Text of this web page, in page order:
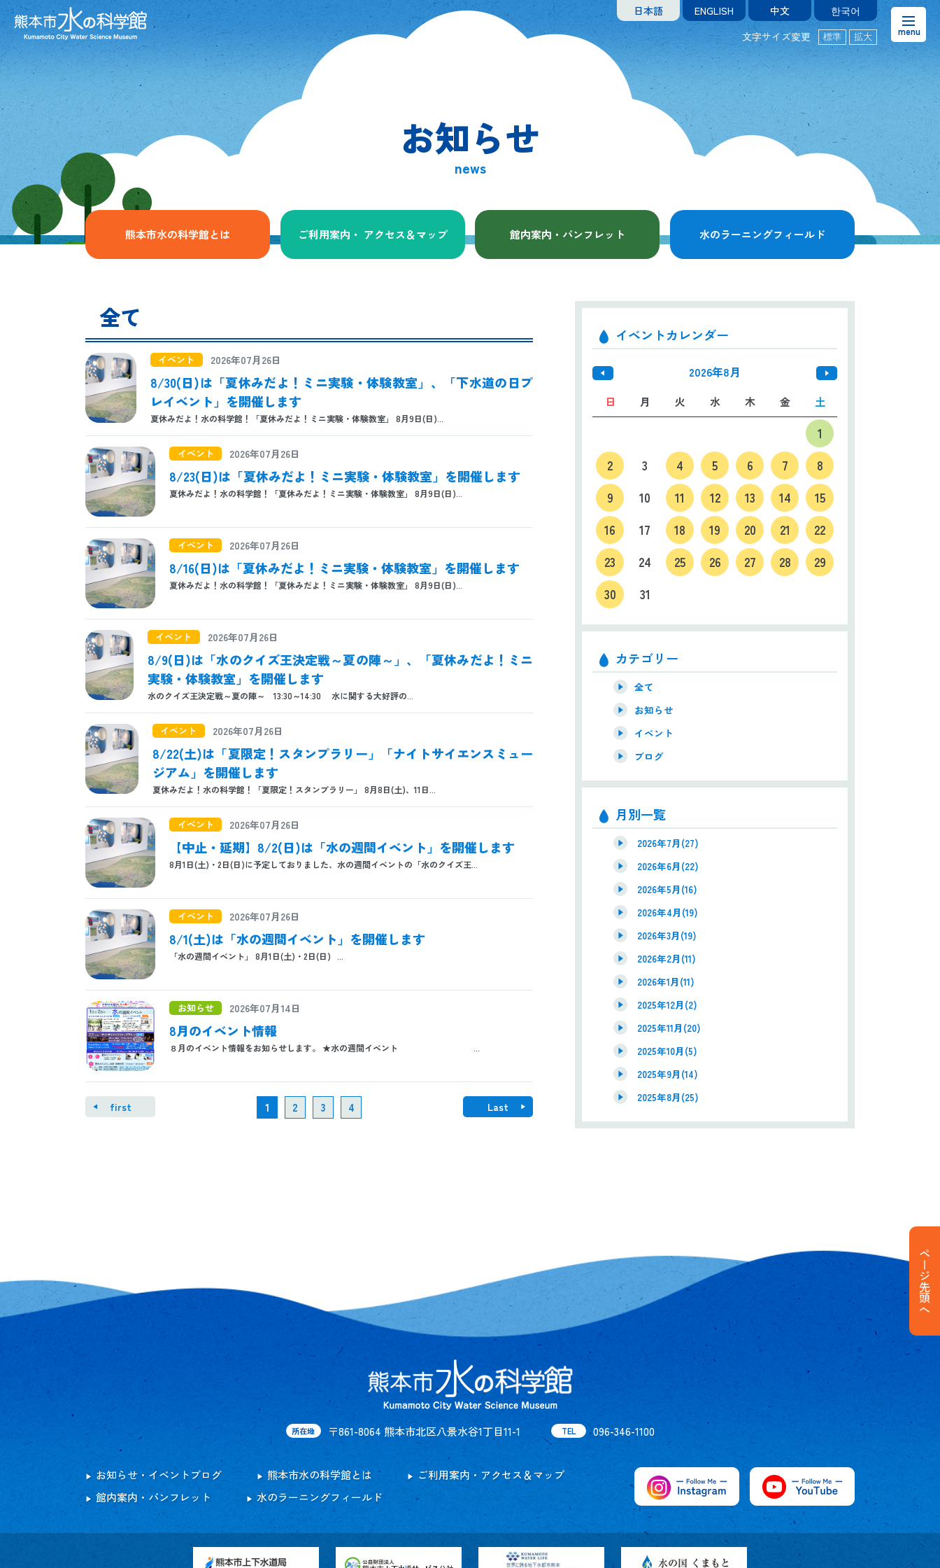
日本語 ENGLISH 中文
한국어
文字サイズ変更
標準 拡大
お知らせ
熊本市水の科学館とは
ご利用案内・アクセス＆マップ
水のラーニングフィールド
日本語
お知らせ
news
熊本市水の科学館とは ご利用案内・ アクセス＆マップ 館内案内・パンフレット 水のラーニングフィールド
全て
イベント 2026年07月26日
8/30(日)は「夏休みだよ！ミニ実験・体験教室」、「下水道の日プ
レイベント」を開催します
夏休みだよ！水の科学館！「夏休みだよ！ミニ実験・体験教室」 8月9日(日)...
イベント 2026年07月26日
8/23(日)は「夏休みだよ！ミニ実験・体験教室」を開催します
夏休みだよ！水の科学館！「夏休みだよ！ミニ実験・体験教室」 8月9日(日)...
イベント 2026年07月26日
8/16(日)は「夏休みだよ！ミニ実験・体験教室」を開催します
夏休みだよ！水の科学館！「夏休みだよ！ミニ実験・体験教室」 8月9日(日)...
イベント 2026年07月26日
8/9(日)は「水のクイズ王決定戦～夏の陣～」、「夏休みだよ！ミニ
実験・体験教室」を開催します
水のクイズ王決定戦～夏の陣～ 13:30～14:30 水に関する大好評の...
イベント 2026年07月26日
8/22(土)は「夏限定！スタンプラリー」「ナイトサイエンスミュー
ジアム」を開催します
夏休みだよ！水の科学館！「夏限定！スタンプラリー」 8月8日(土)、11日...
イベント 2026年07月26日
【中止・延期】8/2(日)は「水の週間イベント」を開催します
8月1日(土)・2日(日)に予定しておりました、水の週間イベントの「水のクイズ王...
イベント 2026年07月26日
8/1(土)は「水の週間イベント」を開催します
「水の週間イベント」 8月1日(土)・2日(日) ...
お知らせ 2026年07月14日
8月のイベント情報
８月のイベント情報をお知らせします。 ★水の週間イベント ...
first 1 2 3 4 Last
イベントカレンダー
2026年8月
日 月 火 水 木 金 土
1
2
3 4 5 6 7
8
9
10 11 12 13 14
15
16
17 18 19 20 21
22
23
24 25 26 27 28
29
30
31
カテゴリー
全て
お知らせ
イベント
ブログ
月別一覧
2026年7月(27)
2026年6月(22)
2026年5月(16)
2026年4月(19)
2026年3月(19)
2026年2月(11)
2026年1月(11)
2025年12月(2)
2025年11月(20)
2025年10月(5)
2025年9月(14)
2025年8月(25)
ページ先頭へ
所在地 〒861-8064 熊本市北区八景水谷1丁目11-1 TEL 096-346-1100
お知らせ・イベントブログ 熊本市水の科学館とは
ご利用案内・アクセス＆マップ
館内案内・パンフレット
水のラーニングフィールド